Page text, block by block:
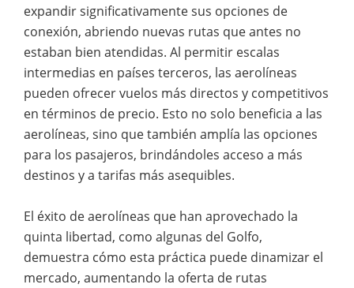
expandir significativamente sus opciones de
conexión, abriendo nuevas rutas que antes no
estaban bien atendidas. Al permitir escalas
intermedias en países terceros, las aerolíneas
pueden ofrecer vuelos más directos y competitivos
en términos de precio. Esto no solo beneficia a las
aerolíneas, sino que también amplía las opciones
para los pasajeros, brindándoles acceso a más
destinos y a tarifas más asequibles.
El éxito de aerolíneas que han aprovechado la
quinta libertad, como algunas del Golfo,
demuestra cómo esta práctica puede dinamizar el
mercado, aumentando la oferta de rutas